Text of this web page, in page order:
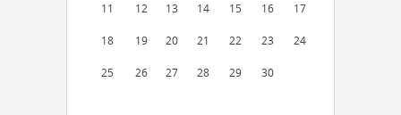
11 12 13 14 15 16 17
18 19 20 21 22 23 24
25 26 27 28 29 30